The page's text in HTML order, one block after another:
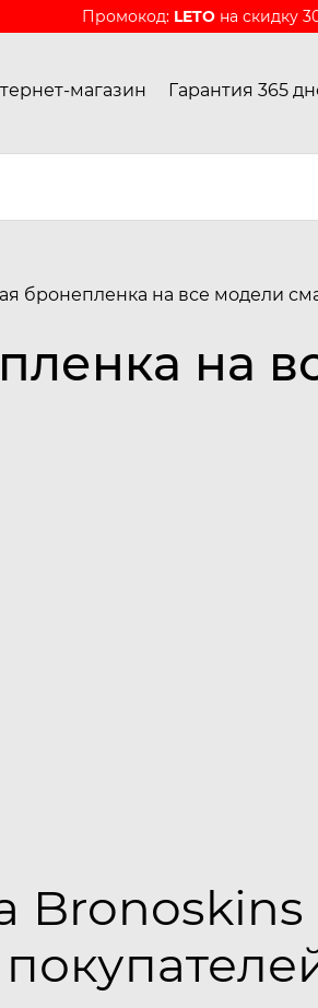
Промокод: LETO на скидку
магазин Гарантия 365
бронепленка на все модели
на